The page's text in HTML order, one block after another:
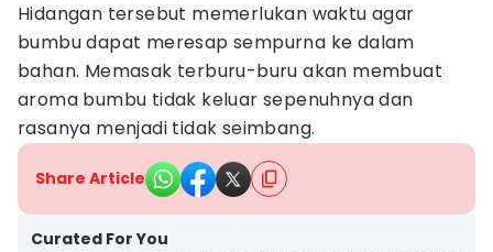
Hidangan tersebut memerlukan waktu agar
bumbu dapat meresap sempurna ke dalam
bahan. Memasak terburu-buru akan membuat
aroma bumbu tidak keluar sepenuhnya dan
rasanya menjadi tidak seimbang.
Share Article
Curated For You